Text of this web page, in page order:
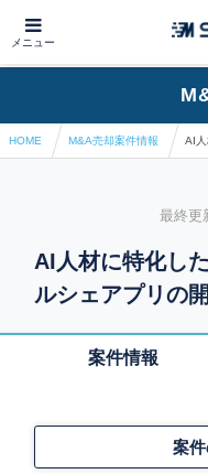
メニュー
HOME M&A売却案件情報
最終更
AI人材に特化し
ルシェアプリの
案件情報
案